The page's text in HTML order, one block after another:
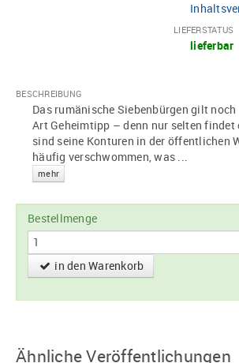
LIEFERSTATUS
lieferbar
BESCHREIBUNG
Das rumänische Siebenbürgen gilt
Art Geheimtipp – denn nur selten findet
sind seine Konturen in der öffentlichen
häufig verschwommen, was ...
mehr
Bestellmenge
in den Warenkorb
Ähnliche Veröffentlichungen